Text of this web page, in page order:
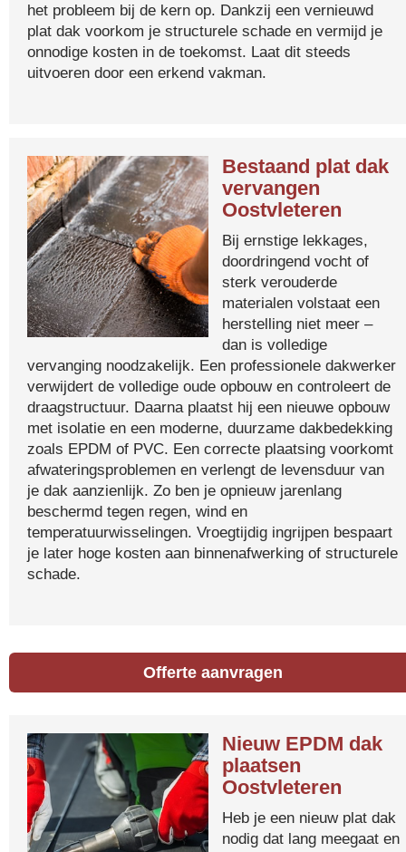
het probleem bij de kern op. Dankzij een vernieuwd
plat dak voorkom je structurele schade en vermijd je
onnodige kosten in de toekomst. Laat dit steeds
uitvoeren door een erkend vakman.
Bestaand plat dak
vervangen
Oostvleteren
Bij ernstige lekkages,
doordringend vocht of
sterk verouderde
materialen volstaat een
herstelling niet meer –
dan is volledige
vervanging noodzakelijk. Een professionele dakwerker
verwijdert de volledige oude opbouw en controleert de
draagstructuur. Daarna plaatst hij een nieuwe opbouw
met isolatie en een moderne, duurzame dakbedekking
zoals EPDM of PVC. Een correcte plaatsing voorkomt
afwateringsproblemen en verlengt de levensduur van
je dak aanzienlijk. Zo ben je opnieuw jarenlang
beschermd tegen regen, wind en
temperatuurwisselingen. Vroegtijdig ingrijpen bespaart
je later hoge kosten aan binnenafwerking of structurele
schade.
Offerte aanvragen
Nieuw EPDM dak
plaatsen
Oostvleteren
Heb je een nieuw plat dak
nodig dat lang meegaat en